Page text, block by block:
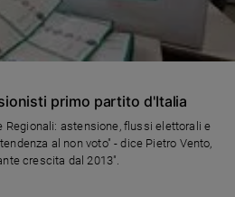
primo partito d'Italia
Regionali: astensione, flussi elettorali e
al non voto" - dice Pietro Vento,
crescita dal 2013".